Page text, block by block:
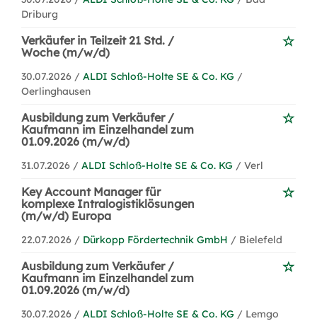
Driburg
Verkäufer in Teilzeit 21 Std. /
Woche (m/w/d)
30.07.2026 / ALDI Schloß-Holte SE & Co. KG /
Oerlinghausen
Ausbildung zum Verkäufer /
Kaufmann im Einzelhandel zum
01.09.2026 (m/w/d)
31.07.2026 / ALDI Schloß-Holte SE & Co. KG / Verl
Key Account Manager für
komplexe Intralogistiklösungen
(m/w/d) Europa
22.07.2026 / Dürkopp Fördertechnik GmbH / Bielefeld
Ausbildung zum Verkäufer /
Kaufmann im Einzelhandel zum
01.09.2026 (m/w/d)
30.07.2026 / ALDI Schloß-Holte SE & Co. KG / Lemgo